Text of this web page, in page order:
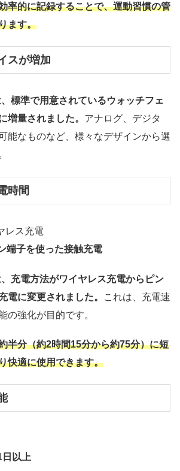
率的に記録することで、運動習慣の管
ます。
スが増加
標準で用意されているウォッチフェ
増量されました。 アナログ、デジタ
能なものなど、様々なデザインから選
時間
レス充電
端子を使った接触充電
充電方法がワイヤレス充電からピン
電に変更されました。
これは、充電速
の強化が目的です。
半分（約2時間15分から約75分）に短
快適に使用できます。
以上